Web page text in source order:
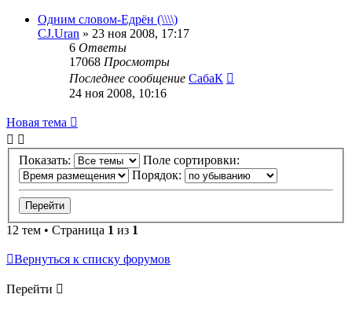
Одним словом-Едрён (\\\\)
CJ.Uran » 23 ноя 2008, 17:17
6 Ответы
17068 Просмотры
Последнее сообщение СабаК
24 ноя 2008, 10:16
Новая тема
Показать:
Поле сортировки:
Порядок:
12 тем • Страница 1 из 1
Вернуться к списку форумов
Перейти